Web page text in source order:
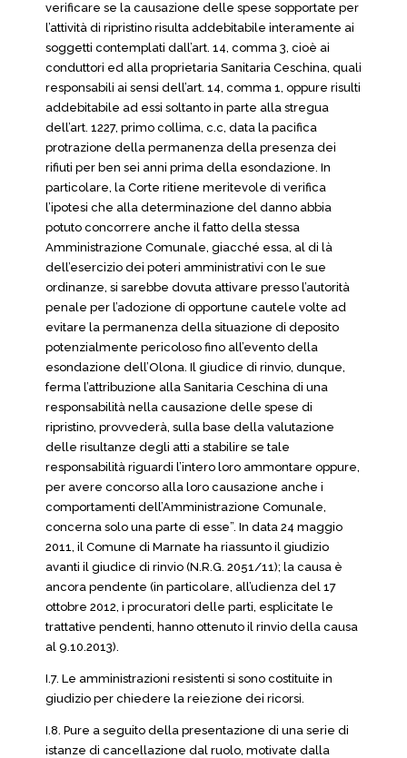
verificare se la causazione delle spese sopportate per
l’attività di ripristino risulta addebitabile interamente ai
soggetti contemplati dall’art. 14, comma 3, cioè ai
conduttori ed alla proprietaria Sanitaria Ceschina, quali
responsabili ai sensi dell’art. 14, comma 1, oppure risulti
addebitabile ad essi soltanto in parte alla stregua
dell’art. 1227, primo collima, c.c, data la pacifica
protrazione della permanenza della presenza dei
rifiuti per ben sei anni prima della esondazione. In
particolare, la Corte ritiene meritevole di verifica
l’ipotesi che alla determinazione del danno abbia
potuto concorrere anche il fatto della stessa
Amministrazione Comunale, giacché essa, al di là
dell’esercizio dei poteri amministrativi con le sue
ordinanze, si sarebbe dovuta attivare presso l’autorità
penale per l’adozione di opportune cautele volte ad
evitare la permanenza della situazione di deposito
potenzialmente pericoloso fino all’evento della
esondazione dell’Olona. Il giudice di rinvio, dunque,
ferma l’attribuzione alla Sanitaria Ceschina di una
responsabilità nella causazione delle spese di
ripristino, provvederà, sulla base della valutazione
delle risultanze degli atti a stabilire se tale
responsabilità riguardi l’intero loro ammontare oppure,
per avere concorso alla loro causazione anche i
comportamenti dell’Amministrazione Comunale,
concerna solo una parte di esse”. In data 24 maggio
2011, il Comune di Marnate ha riassunto il giudizio
avanti il giudice di rinvio (N.R.G. 2051/11); la causa è
ancora pendente (in particolare, all’udienza del 17
ottobre 2012, i procuratori delle parti, esplicitate le
trattative pendenti, hanno ottenuto il rinvio della causa
al 9.10.2013).
I.7. Le amministrazioni resistenti si sono costituite in
giudizio per chiedere la reiezione dei ricorsi.
I.8. Pure a seguito della presentazione di una serie di
istanze di cancellazione dal ruolo, motivate dalla